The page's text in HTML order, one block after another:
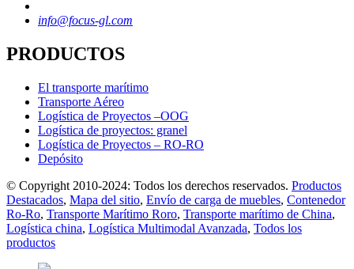
info@focus-gl.com
PRODUCTOS
El transporte marítimo
Transporte Aéreo
Logística de Proyectos –OOG
Logística de proyectos: granel
Logística de Proyectos – RO-RO
Depósito
© Copyright 2010-2024: Todos los derechos reservados. Productos
Destacados, Mapa del sitio, Envío de carga de muebles, Contenedor
Ro-Ro, Transporte Marítimo Roro, Transporte marítimo de China,
Logística china, Logística Multimodal Avanzada, Todos los
productos